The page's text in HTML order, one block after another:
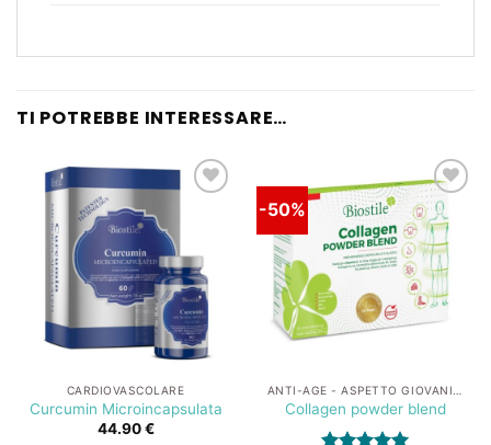
TI POTREBBE INTERESSARE…
CARDIOVASCOLARE
Curcumin Microincapsulata
44.90€
-50%
Lista
dei
desideri
Collagen powder blend